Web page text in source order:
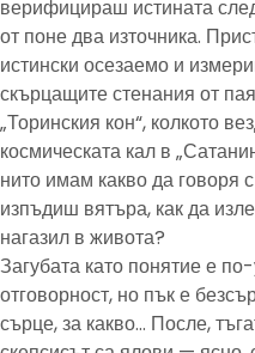
верифицираш истината
от поне два източника.
истински осезаемо и
скърцащите стенания от
„Торинския кон“, колкото
космическата кал в
нито имам какво да говоря
изпъдиш вятъра, как да
нагазил в живота?
Загубата като понятие е
отговорност, но пък е
сърце, за какво… После,